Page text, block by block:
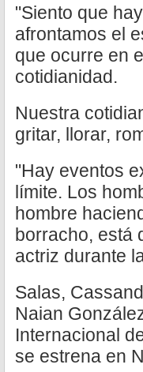
"Siento que
afrontamos el
que ocurre en
cotidianidad.
Nuestra
gritar, llorar,
"Hay eventos
límite. Los
hombre
borracho, está
actriz durante
Salas,
Naian
Internacional
se estrena en